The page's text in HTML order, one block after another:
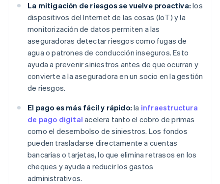
La mitigación de riesgos se vuelve proactiva: los
dispositivos del Internet de las cosas (IoT) y la
monitorización de datos permiten a las
aseguradoras detectar riesgos como fugas de
agua o patrones de conducción inseguros. Esto
ayuda a prevenir siniestros antes de que ocurran y
convierte a la aseguradora en un socio en la gestión
de riesgos.
El pago es más fácil y rápido: la infraestructura
de pago digital acelera tanto el cobro de primas
como el desembolso de siniestros. Los fondos
pueden trasladarse directamente a cuentas
bancarias o tarjetas, lo que elimina retrasos en los
cheques y ayuda a reducir los gastos
administrativos.